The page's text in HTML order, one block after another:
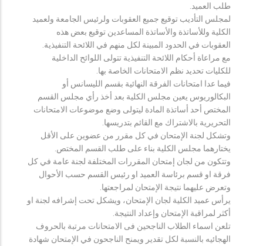
طلب العميد.
لمجلس التأديب توقيع جميع العقوبات ولرئيس الجامعة ولعميد
الكلية وللأساتذة والأساتذة المساعدين توقيع بعض هذه
العقوبات في الحدود المبينة لكل منهم في اللائحة التنفيذية.
مع مراعاة أحكام اللائحة التنفيذية تتولى اللوائح الداخلية
للكليات تحديد نظم الامتحانات الخاصة بها.
فيما عدا امتحانات الفرقة النهائية بقسم الليسانس أو
البكالوريوس يعين مجلس الكلية بعد أخذ رأي مجلس القسم
المختص أحد أساتذة المادة ليتولى وضع موضوعات الامتحانات
التحريرية بالاشتراك مع القائم بتدريسها.
وتشكل لجنة الإمتحان في كل مقرر من عضوين على الأقل
يختارهما مجلس الكلية بناء على طلب القسم المختص.
وتتكون من لجان إمتحان المقررات المختلفة لجنة عامة في كل
فرقة او قسم برئاسة العميد او رئيس القسم حسب الأحوال
وتعرض عليهما نتيجة الإمتحان لمراجعتها.
يرأس عميد الكلية لجان الإمتحان، ويشكل تحت إشرافه لجنة او
أكثر لمراقبة الإمتحان وإعداد النتيجة.
تلعن اسماء الطلاب الناجحين فى الامتحانات مرتبة بالحروف
الهجائيه بالنسبة لكل تقدير ويمنح الناجحون في الإمتحان شهادة